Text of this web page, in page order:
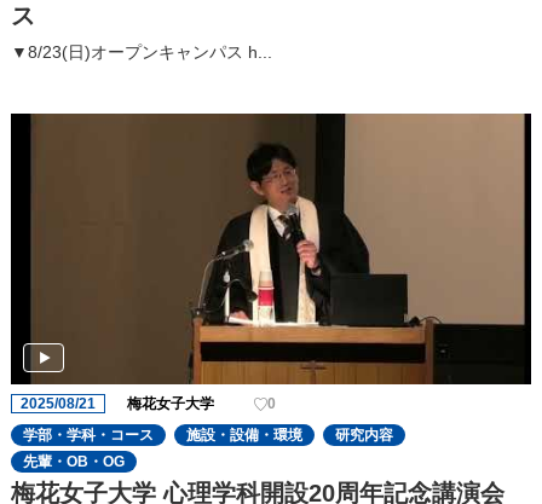
ス
▼8/23(日)オープンキャンパス h...
2025/08/21 梅花女子大学
0
学部・学科・コース
施設・設備・環境
研究内容
先輩・OB・OG
梅花女子大学 心理学科開設20周年記念講演会